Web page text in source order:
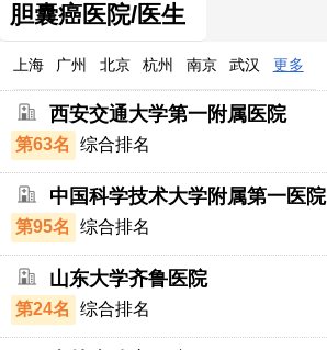
胆囊癌医院/医生
上海 广州 北京 杭州 南京 武汉 更多
西安交通大学第一附属医院
第63名 综合排名
中国科学技术大学附属第一医院
第95名 综合排名
山东大学齐鲁医院
第24名 综合排名